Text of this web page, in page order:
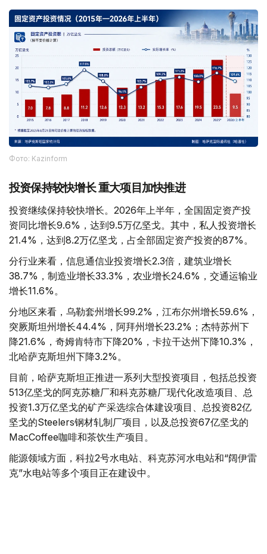
Фото: Kazinform
投资保持较快增长 重大项目加快推进
投资继续保持较快增长。2026年上半年，全国固定资产投
资同比增长9.6%，达到9.5万亿坚戈。其中，私人投资增长
21.4%，达到8.2万亿坚戈，占全部固定资产投资的87%。
分行业来看，信息通信业投资增长2.3倍，建筑业增长
38.7%，制造业增长33.3%，农业增长24.6%，交通运输业
增长11.6%。
分地区来看，乌勒套州增长99.2%，江布尔州增长59.6%，
突厥斯坦州增长44.4%，阿拜州增长23.2%；杰特苏州下
降21.6%，奇姆肯特市下降20%，卡拉干达州下降10.3%，
北哈萨克斯坦州下降3.2%。
目前，哈萨克斯坦正推进一系列大型投资项目，包括总投资
513亿坚戈的阿克苏糖厂和科克苏糖厂现代化改造项目、总
投资1.3万亿坚戈的矿产采选综合体建设项目、总投资82亿
坚戈的Steelers钢材轧制厂项目，以及总投资67亿坚戈的
MacCoffee咖啡和茶饮生产项目。
能源领域方面，科拉2号水电站、科克苏河水电站和“阔伊雷
克”水电站等多个项目正在建设中。